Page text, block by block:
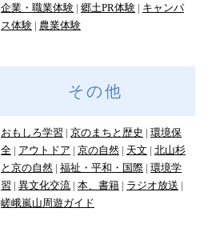
企業・職業体験 郷土PR体験
キャンパ
ス体験
農業体験
その他
おもしろ学習 京のまちと歴史
環境保
全
アウトドア 京の自然 天文
北山杉
と京の自然 福祉・平和・国際 環境学
習
異文化交流 本、書籍
ラジオ放送
嵯峨嵐山周遊ガイド